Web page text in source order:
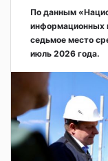
По данным
информационных
седьмое место
июль 2026 года.